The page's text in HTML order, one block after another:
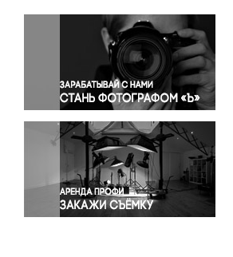
Окружающая среда
Политика
Правосудие
Происшествия и конфликты
Религия
Светская жизнь
Спорт
Экология
Экономика и бизнес